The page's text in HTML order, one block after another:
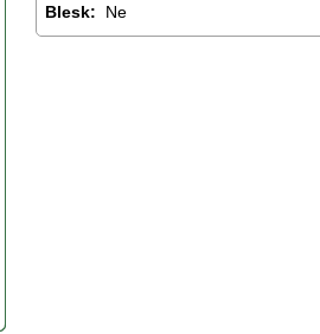
Blesk:
Ne